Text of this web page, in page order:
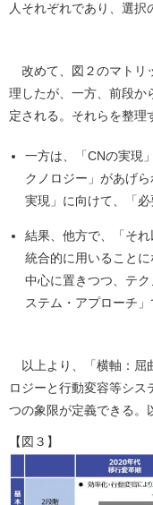
人それぞれであり、選択
改めて、図２のマトリ
理したが、一方、前段か
定される。それらを整理
一方は、「CNの実現
クノロジー」があげ
実現」に向けて、「
結果、他方で、「そ
統合的に用いること
中心に置きつつ、テ
ステム・アプローチ」
以上より、「横軸：屈
ロジーと行動変容等シ
つの象限が定義できる。
【図３】